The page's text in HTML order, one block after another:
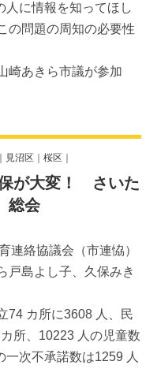
に情報を知ってほし
の問題の周知の必要性
崎あきら市議が参加
見沼区 桜区
が大変！ さいた
総会
絡協議会（市連恊）
戸島よし子、久保みき
74 カ所に3608 人、民
所、10223 人の児童数
次不承諾数は1259 人